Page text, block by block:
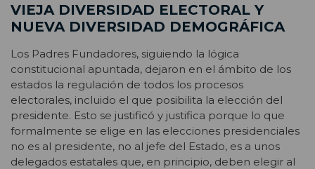
VIEJA DIVERSIDAD ELECTORAL Y
NUEVA DIVERSIDAD DEMOGRÁFICA
Los Padres Fundadores, siguiendo la lógica
constitucional apuntada, dejaron en el ámbito de los
estados la regulación de todos los procesos
electorales, incluido el que posibilita la elección del
presidente. Esto se justificó y justifica porque lo que
formalmente se elige en las elecciones presidenciales
no es al presidente, no al jefe del Estado, es a unos
delegados estatales que, en principio, deben elegir al